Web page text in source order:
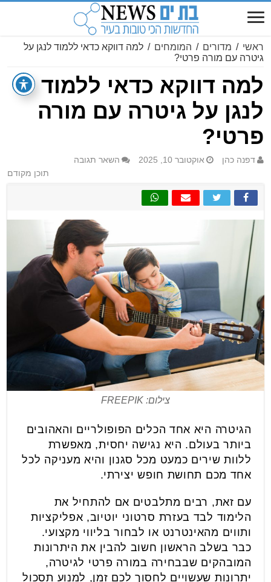
ראשי / מדורים / המומחים / למה דווקא כדאי ללמוד לנגן על
גיטרה עם מורה פרטי?
למה דווקא כדאי ללמוד
לנגן על גיטרה עם מורה
פרטי?
דפנה כהן אוקטובר 10, 2025
השאר תגובה
תוכן מקודם
צילום: FREEPIK
הגיטרה היא אחד הכלים הפופולריים והאהובים
ביותר בעולם. היא נגישה יחסית, מאפשרת
ללוות שירים כמעט מכל סגנון והיא מעניקה לכל
אחד מכם תחושת חופש יצירתי.
עם זאת, רבים מתלבטים אם להתחיל את
הלימוד לבד בעזרת סרטוני יוטיוב, אפליקציות
ותווים מהאינטרנט או לבחור בליווי מקצועי.
כבר בשלב הראשון חשוב להבין את היתרונות
המובהקים שבבחירה במורה פרטי לגיטרה,
יתרונות שעשויים לחסוך לכם זמן, למנוע תסכול